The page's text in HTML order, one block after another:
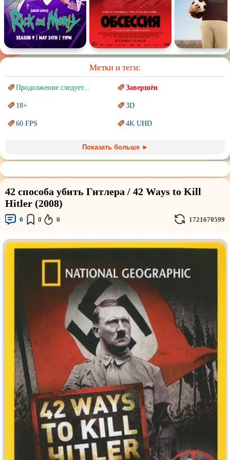
Комедия Человек Обучающие видео Религия
Метки и теги:
Продолжение следует... Завершён
18+ 3D
60 FPS 4K UHD
Marvel PIXAR
Sci-Fi (Научнаяфантастика) Trash (трэш) movies
Авангард иСюрреализм Ангелы и Демоны
Аниме
Индийское кино Киберпанк
Комикс
Маги и Волшебники Наркотики
Основанное на реальных
событиях
Параллельные миры
Перевод Гоблина
Перевод Кубик в Кубе Перевод Кураж-Бамбей
Пеплум Подростковаяжестокость
Постапокалипсис Призраки
Про акул Про апокалипсис
Про богатых Про богов
Про вампиров Про ведьм
Про викингов Про выживание
Показать больше ►
42 способа убить Гитлера / 42 Ways to Kill
Hitler (2008)
0 0 0 1721670599